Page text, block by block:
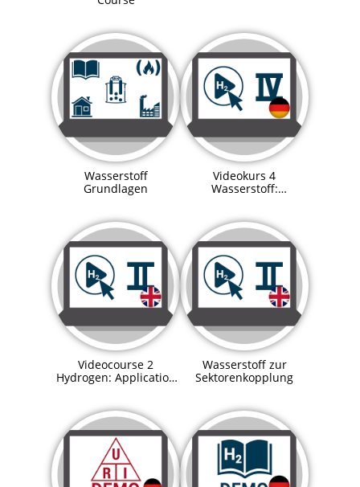
Wasserstoff
Grundlagen
Videokurs 4
Wasserstoff:
Videocourse 2
Hydrogen: Application
Wasserstoff zur
Sektorenkopplung